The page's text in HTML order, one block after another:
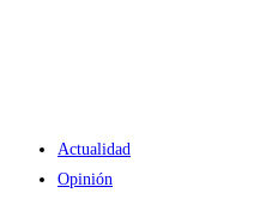
Actualidad
Opinión